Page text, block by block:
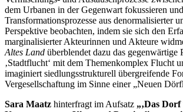
dem Urbanen in der Gegenwart fokussieren und
Transformationsprozesse aus denormalisierter
Perspektive beobachten, indem sie sich den
marginalisierter Akteurinnen und Akteure
Altes Land überblendet dazu das gegenwärtige
‚Stadtflucht‘ mit dem Themenkomplex Flucht
imaginiert siedlungsstrukturell übergreifende
Vergesellschaftung im Sinne einer „Neuen
Sara Maatz hinterfragt im Aufsatz „‚Das